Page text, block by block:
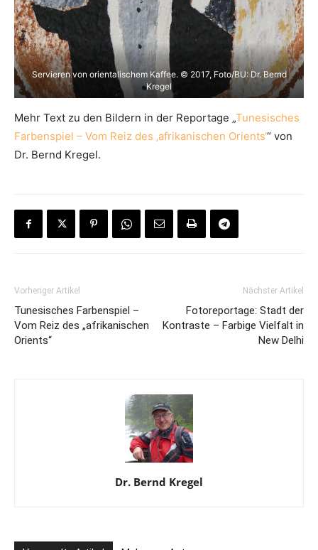
Servieren von orientalischem Kaffee. © 2017, Foto/BU: Dr. Bernd
Kregel
Mehr Text zu den Bildern in der Reportage „Tunesisches
Farbenspiel – Vom Reiz des ‚afrikanischen Orients‘“ von
Dr. Bernd Kregel.
Vorheriger Artikel
Tunesisches Farbenspiel –
Vom Reiz des „afrikanischen
Orients“
Nächster Artikel
Fotoreportage: Stadt der
Kontraste – Farbige Vielfalt in
New Delhi
Dr. Bernd Kregel